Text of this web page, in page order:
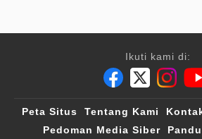
Ikuti kami di:
Peta Situs Tentang Kami
Pedoman Media Siber